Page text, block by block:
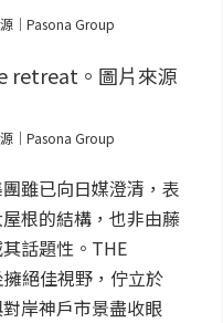
｜Pasona Group
｜Pasona Group
雖已向日媒澄清，表
根的結構，也非由藤
話題性。THE
絕佳視野，佇立於
岸神戶市景盡收眼